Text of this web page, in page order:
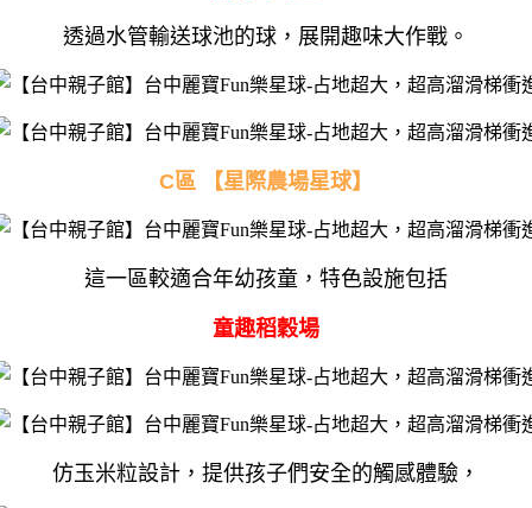
透過水管輸送球池的球，展開趣味大作戰。
C區 【星際農場星球】
這一區較適合年幼孩童，特色設施包括
童趣稻穀場
仿玉米粒設計，提供孩子們安全的觸感體驗，